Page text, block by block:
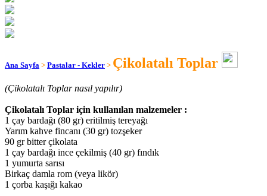
Ana Sayfa > Pastalar - Kekler > Çikolatalı Toplar
(Çikolatalı Toplar nasıl yapılır)
Çikolatalı Toplar için kullanılan malzemeler :
1 çay bardağı (80 gr) eritilmiş tereyağı
Yarım kahve fincanı (30 gr) tozşeker
90 gr bitter çikolata
1 çay bardağı ince çekilmiş (40 gr) fındık
1 yumurta sarısı
Birkaç damla rom (veya likör)
1 çorba kaşığı kakao